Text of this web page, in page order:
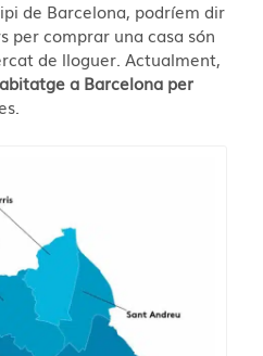
de Barcelona, podríem dir
per comprar una casa són
de lloguer. Actualment,
a Barcelona per